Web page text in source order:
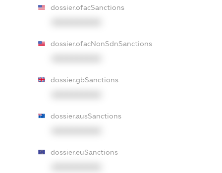
dossier.ofacSanctions
dossier.ofacNonSdnSanctions
dossier.gbSanctions
dossier.ausSanctions
dossier.euSanctions